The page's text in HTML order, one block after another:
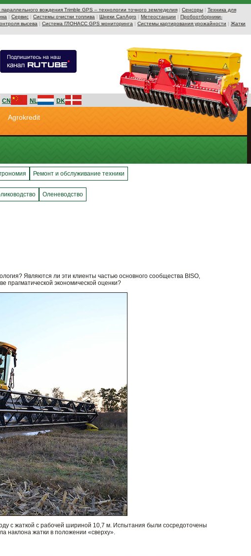
вождения Trimble GPS – технологии точного земледелия | Сенсоры | Техника для
| Сервис | Системы очистки топлива | Шнеки CanAgro | Метеостанции | Пробоотборники-
высева | Система ГЛОНАСС GPS мониторинга | Системы картирования урожайности | Жатки
CN NL DK
Agrokredit
Ремонт и обслуживание техники
Оленеводство
Являются ли эти клиенты частью основного сообщества BISO,
прагматической экономической оценки?
с жаткой с рабочей шириной 10,7 м. Испытания были сосредоточены
наклона жатки в положении «сверху».